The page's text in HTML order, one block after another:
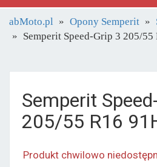
abMoto.pl Opony Semperit
Semperit Speed-Grip 3 205/55
Semperit
205/55 R16
Produkt chwilowo